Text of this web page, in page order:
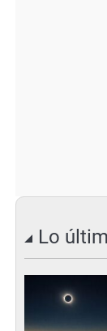
Lo